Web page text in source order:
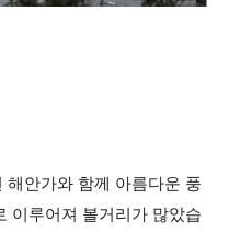
해안가와 함께 아름다운 풍
이루어져 볼거리가 많았습